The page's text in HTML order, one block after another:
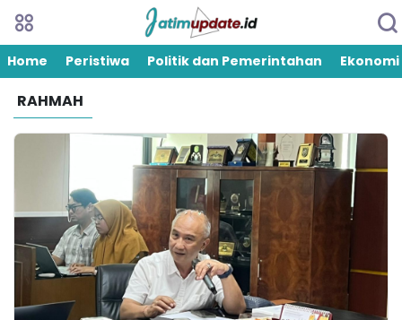
Home Peristiwa Politik dan Pemerintahan Ekonomi
RAHMAH